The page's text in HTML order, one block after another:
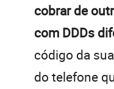
cobrar de
com DDDs
código da
do telefone